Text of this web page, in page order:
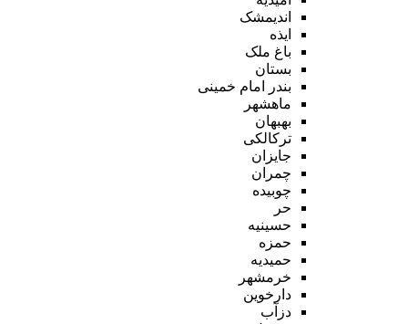
اندیمشک
ایذه
باغ ملک
بستان
بندر امام خمینی
ماهشهر
بهبهان
ترکالکی
جایزان
چمران
چوبیده
حر
حسینیه
حمزه
حمیدیه
خرمشهر
دارخوین
دزآب